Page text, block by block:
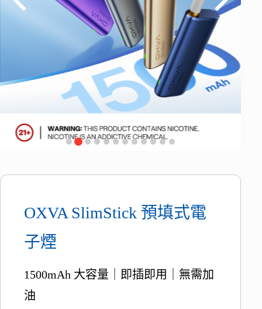
OXVA SlimStick 預填式電
子煙
1500mAh 大容量｜即插即用｜無需加
油